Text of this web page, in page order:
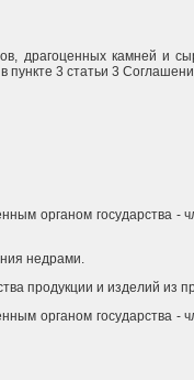
драгоценных камней и
пункте 3 статьи 3
органом государства
недрами.
продукции и изделий из
органом государства